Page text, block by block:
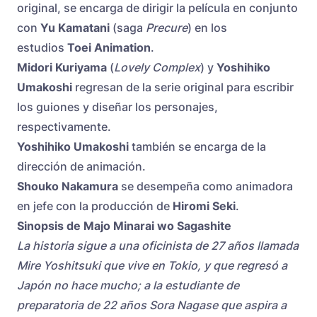
original, se encarga de dirigir la película en conjunto
con Yu Kamatani (saga Precure) en los
estudios Toei Animation.
Midori Kuriyama (Lovely Complex) y Yoshihiko
Umakoshi regresan de la serie original para escribir
los guiones y diseñar los personajes,
respectivamente.
Yoshihiko Umakoshi también se encarga de la
dirección de animación.
Shouko Nakamura se desempeña como animadora
en jefe con la producción de Hiromi Seki.
Sinopsis de Majo Minarai wo Sagashite
La historia sigue a una oficinista de 27 años llamada
Mire Yoshitsuki que vive en Tokio, y que regresó a
Japón no hace mucho; a la estudiante de
preparatoria de 22 años Sora Nagase que aspira a